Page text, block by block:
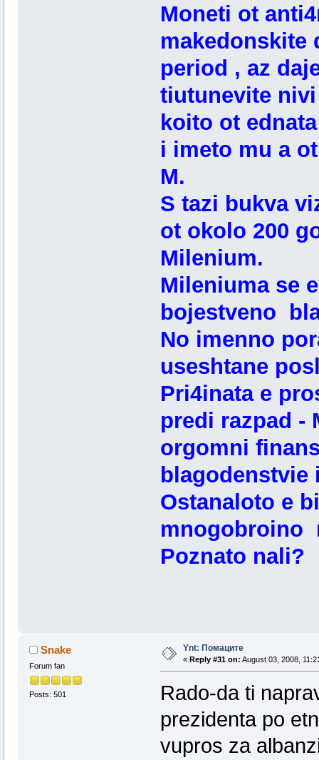
Moneti ot
makedonskite
period , az
tiutunevite
koito ot
i imeto mu a
M.
S tazi bukva
ot okolo 200
Milenium.
Mileniuma se
bojestveno
No imenno
useshtane
Pri4inata e
predi razpad -
orgomni
Ostanaloto e
mnogobroino
Poznato nali?
Snake
Forum fan
Posts: 501
Ynt: Помаците
« Reply #31 on: August 03, 2008,
Rado-da ti
prezidenta po
vupros za